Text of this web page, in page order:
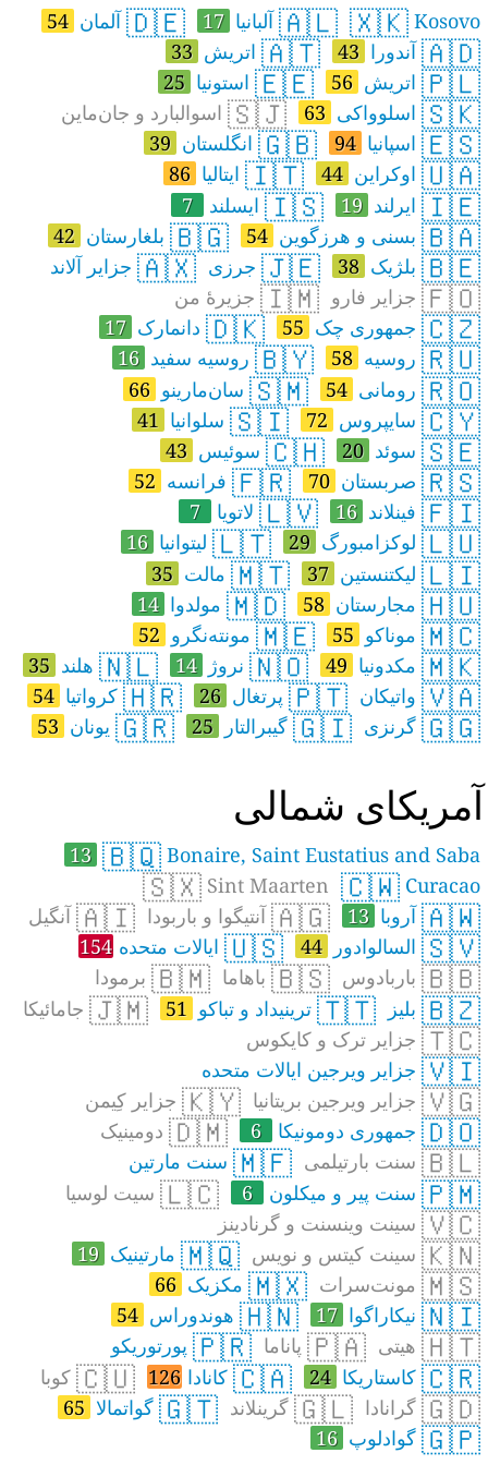
🇽🇰 Kosovo
🇦🇱آلبانیا 17
🇩🇪آلمان 54
🇦🇩آندورا 43
🇦🇹اتريش 33
🇵🇱اتریش 56
🇪🇪استونیا 25
🇸🇰اسلوواکی 63
🇸🇯اسوالبارد و جان‌ماین
🇪🇸اسپانیا 94
🇬🇧انگلستان 39
🇺🇦اوکراین 44
🇮🇹ایتالیا 86
🇮🇪ایرلند 19
🇮🇸ایسلند 7
🇧🇦بسنی و هرزگوین 54
🇧🇬بلغارستان 42
🇧🇪بلژیک 38
🇯🇪جرزی 🇦🇽جزایر آلاند
🇫🇴جزایر فارو 🇮🇲جزیرهٔ من
🇨🇿جمهوری چک 55
🇩🇰دانمارک 17
🇷🇺روسیه 58
🇧🇾روسیه‌ سفید 16
🇷🇴رومانی 54
🇸🇲سان‌مارینو 66
🇨🇾سایپروس 72
🇸🇮سلوانیا 41
🇸🇪سوئد 20
🇨🇭سوئیس 43
🇷🇸صربستان 70
🇫🇷فرانسه 52
🇫🇮فینلاند 16
🇱🇻لاتویا 7
🇱🇺لوکزامبورگ 29
🇱🇹لیتوانیا 16
🇱🇮لیکتنستین 37
🇲🇹مالت 35
🇭🇺مجارستان 58
🇲🇩مولدوا 14
🇲🇨موناکو 55
🇲🇪مونته‌نگرو 52
🇲🇰مکدونیا 49
🇳🇴نروژ 14
🇳🇱هلند 35
🇻🇦واتیکان 🇵🇹پرتغال 26
🇭🇷کرواتیا 54
🇬🇬گرنزی 🇬🇮گیبرالتار 25
🇬🇷یونان 53
آمریکای شمالی
🇧🇶 Bonaire, Saint Eustatius and Saba
13
🇨🇼 Curacao
🇸🇽 Sint Maarten
🇦🇼آروبا 13
🇦🇬آنتیگوا و باربودا 🇦🇮آنگیل
🇸🇻السالوادور 44
🇺🇸ایالات متحده 154
🇧🇧باربادوس 🇧🇸باهاما 🇧🇲برمودا
🇧🇿بلیز 🇹🇹ترینیداد و تباکو 51
🇯🇲جامائیکا
🇹🇨جزایر ترک و کایکوس
🇻🇮جزایر ویرجین ایالات متحده
🇻🇬جزایر ویرجین بریتانیا 🇰🇾جزایر کِیمن
🇩🇴جمهوری دومونیکا 6
🇩🇲دومینیک
🇧🇱سنت بارتیلمی 🇲🇫سنت مارتین
🇵🇲سنت پیر و میکلون 6
🇱🇨سیت لوسیا
🇻🇨سینت وینسنت و گرنادینز
🇰🇳سینت کیتس و نویس 🇲🇶مارتینیک 19
🇲🇸مونت‌سرات 🇲🇽مکزیک 66
🇳🇮نیکاراگوا 17
🇭🇳هوندوراس 54
🇭🇹هیتی 🇵🇦پاناما 🇵🇷پورتوریکو
🇨🇷کاستاریکا 24
🇨🇦کانادا 126
🇨🇺کوبا
🇬🇩گرانادا 🇬🇱گرینلاند 🇬🇹گواتمالا 65
🇬🇵گوادلوپ 16